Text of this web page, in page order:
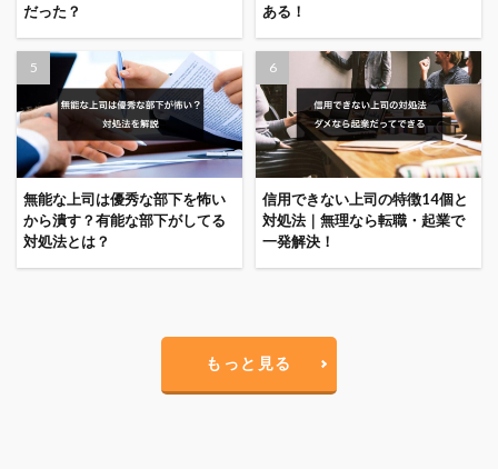
だった？
ある！
無能な上司は優秀な部下を怖い
から潰す？有能な部下がしてる
対処法とは？
信用できない上司の特徴14個と
対処法｜無理なら転職・起業で
一発解決！
もっと見る